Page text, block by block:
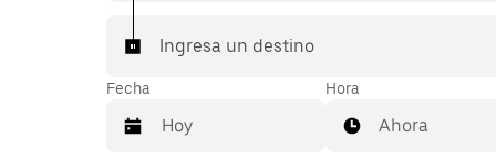
Ingresa un destino
Fecha Hora
Ahora